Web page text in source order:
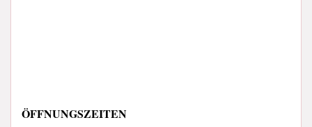
ÖFFNUNGSZEITEN